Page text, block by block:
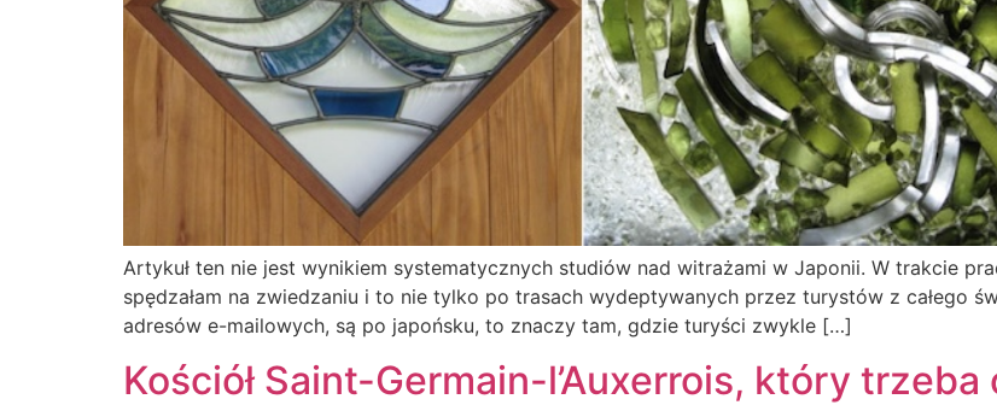
Artykuł ten nie jest wynikiem systematycznych studiów nad witrażami w Japonii. W trakcie
spędzałam na zwiedzaniu i to nie tylko po trasach wydeptywanych przez turystów z całego
adresów e-mailowych, są po japońsku, to znaczy tam, gdzie turyści zwykle […]
Kościół Saint-Germain-l’Auxerrois, który